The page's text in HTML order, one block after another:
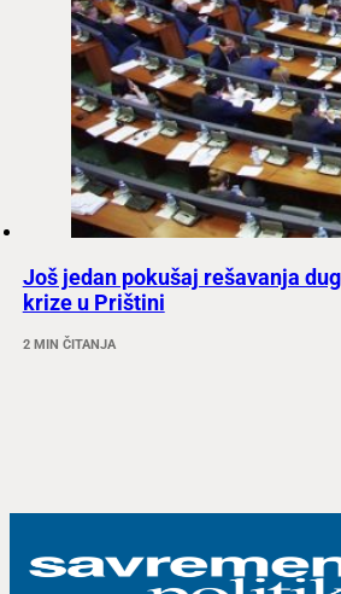
Još jedan pokušaj rešavanja
krize u Prištini
2 MIN ČITANJA